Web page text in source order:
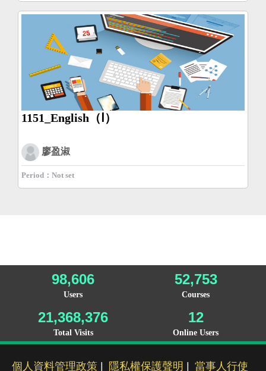
1151_English（Ⅰ）
廖盈淑
Period：Not set
98,606
Users
52,753
Courses
21,368,376
Total Visits
12
Online Users
個人資料管理政策 隱私權保護聲明 當事人行使